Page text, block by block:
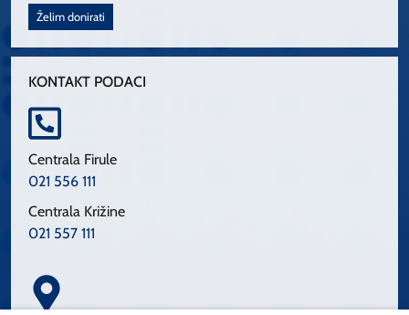
Želim donirati
KONTAKT PODACI
Centrala Firule
021 556 111
Centrala Križine
021 557 111